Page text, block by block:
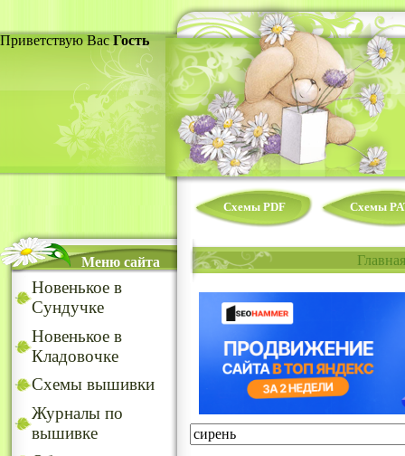
Приветствую Вас Гость
Схемы PDF Схемы
Меню сайта
Новенькое в
Сундучке
Новенькое в
Кладовочке
Схемы вышивки
Журналы по
вышивке
Главная